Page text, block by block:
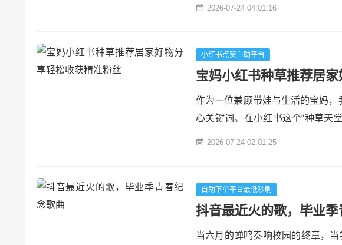
而生，通过自动化生...
2026-07-24 04:01:16
小红书点赞自助平台
宝妈小红书种草推荐居
作为一位兼顾带娃与生活的宝妈，
心关键词。在小红书这个“种草天
击中宝...
2026-07-24 02:01:25
自助下单平台最低秒刷
抖音最近火的歌，毕业
当六月的蝉鸣奏响校园的终章，